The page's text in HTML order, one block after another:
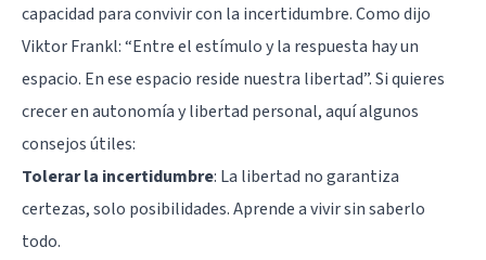
capacidad para convivir con la incertidumbre. Como dijo
Viktor Frankl: “Entre el estímulo y la respuesta hay un
espacio. En ese espacio reside nuestra libertad”. Si quieres
crecer en autonomía y libertad personal, aquí algunos
consejos útiles:
Tolerar la incertidumbre: La libertad no garantiza
certezas, solo posibilidades. Aprende a vivir sin saberlo
todo.